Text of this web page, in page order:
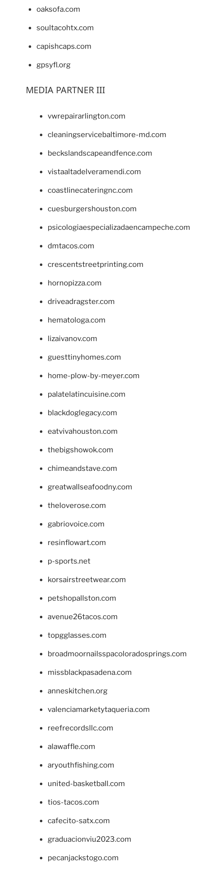
oaksofa.com
soultacohtx.com
capishcaps.com
gpsyfl.org
MEDIA PARTNER III
vwrepairarlington.com
cleaningservicebaltimore-md.com
beckslandscapeandfence.com
vistaaltadelveramendi.com
coastlinecateringnc.com
cuesburgershouston.com
psicologiaespecializadaencampeche.com
dmtacos.com
crescentstreetprinting.com
hornopizza.com
driveadragster.com
hematologa.com
lizaivanov.com
guesttinyhomes.com
home-plow-by-meyer.com
palatelatincuisine.com
blackdoglegacy.com
eatvivahouston.com
thebigshowok.com
chimeandstave.com
greatwallseafoodny.com
theloverose.com
gabriovoice.com
resinflowart.com
p-sports.net
korsairstreetwear.com
petshopallston.com
avenue26tacos.com
topgglasses.com
broadmoornailsspacoloradosprings.com
missblackpasadena.com
anneskitchen.org
valenciamarketytaqueria.com
reefrecordsllc.com
alawaffle.com
aryouthfishing.com
united-basketball.com
tios-tacos.com
cafecito-satx.com
graduacionviu2023.com
pecanjackstogo.com